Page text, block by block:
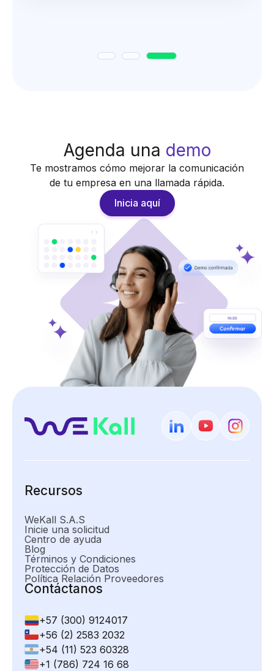
Agenda una demo
Te mostramos cómo mejorar la comunicación
de tu empresa en una llamada rápida.
Inicia aquí
Recursos
WeKall S.A.S
Inicie una solicitud
Centro de ayuda
Blog
Términos y Condiciones
Protección de Datos
Política Relación Proveedores
Contáctanos
+57 (300) 9124017
+56 (2) 2583 2032
+54 (11) 523 60328
+1 (786) 724 16 68